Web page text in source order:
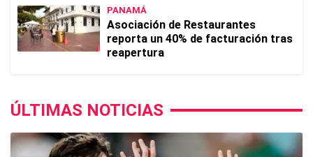
PANAMÁ
Asociación de Restaurantes
reporta un 40% de facturación tras
reapertura
ÚLTIMAS NOTICIAS